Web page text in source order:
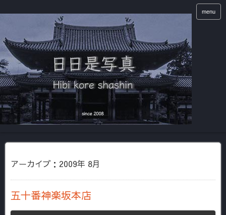
menu
アーカイブ：2009年 8月
五十番神楽坂本店